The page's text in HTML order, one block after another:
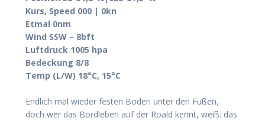
Kurs, Speed 000 | 0kn
Etmal 0nm
Wind SSW – 8bft
Luftdruck 1005 hpa
Bedeckung 8/8
Temp (L/W) 18°C, 15°C
Endlich mal wieder festen Boden unter den Füßen,
doch wer das Bordleben auf der Roald kennt, weiß: das